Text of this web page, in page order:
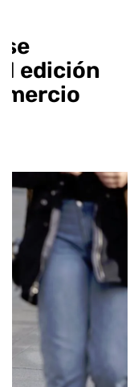
se
edición